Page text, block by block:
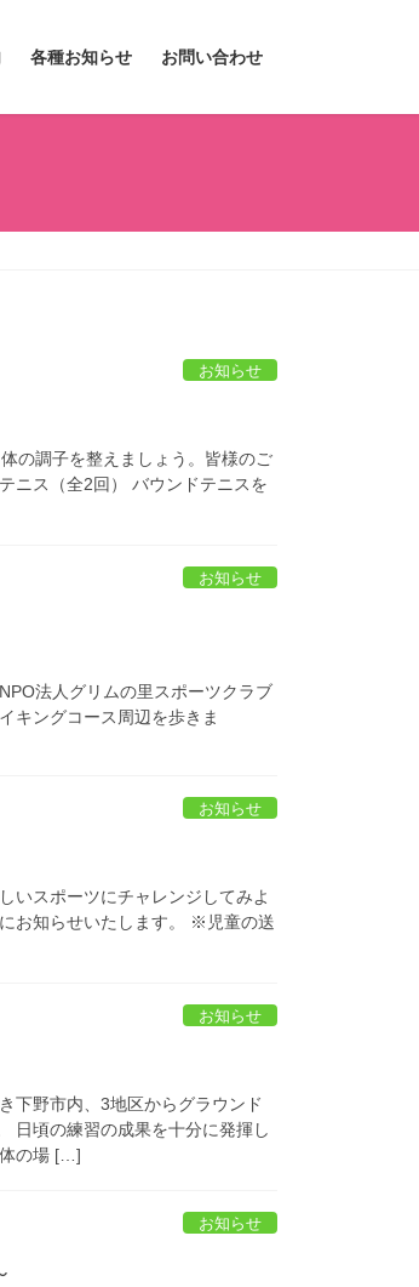
各種お知らせ お問い合わせ
お知らせ
の調子を整えましょう。皆様のご
ニス（全2回） バウンドテニスを
お知らせ
スポーツクラブ
キングコース周辺を歩きま
お知らせ
いスポーツにチャレンジしてみよ
お知らせいたします。 ※児童の送
お知らせ
下野市内、3地区からグラウンド
日頃の練習の成果を十分に発揮し
の場 […]
お知らせ